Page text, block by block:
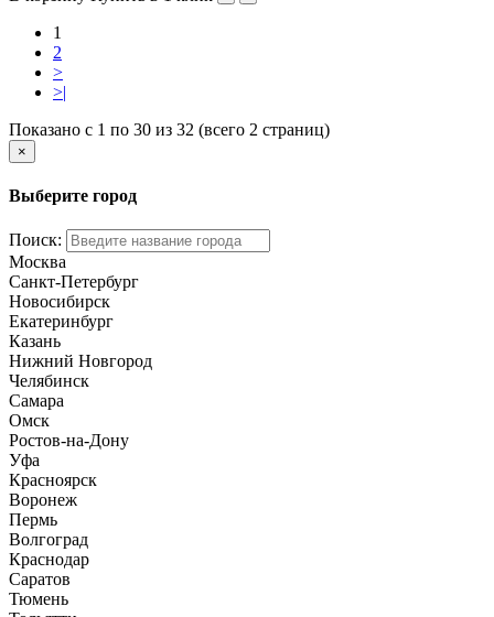
1
2
>
>|
Показано с 1 по 30 из 32 (всего 2 страниц)
×
Выберите город
Поиск:
Москва
Санкт-Петербург
Новосибирск
Екатеринбург
Казань
Нижний Новгород
Челябинск
Самара
Омск
Ростов-на-Дону
Уфа
Красноярск
Воронеж
Пермь
Волгоград
Краснодар
Саратов
Тюмень